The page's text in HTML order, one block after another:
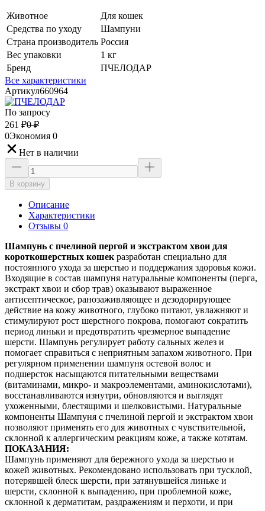
Животное
Для кошек
Средства по уходу
Шампуни
Страна производитель Россия
Вес упаковки
1 кг
Бренд
ПЧЕЛОДАР
Все характеристики
Артикул660964
По запросу
261 ₽0 ₽
0Экономия 0
Нет в наличии
В корзину
Описание
Характеристики
Отзывы 0
Шампунь с пчелиной пергой и экстрактом хвои для
короткошерстных кошекразработан специально для
постоянного ухода за шерстью и поддержания здоровья кожи.
Входящие в состав шампуня натуральные компоненты (перга,
экстракт хвои и сбор трав) оказывают выраженное
антисептическое, ранозаживляющее и дезодорирующее
действие на кожу животного, глубоко питают, увлажняют и
стимулируют рост шерстного покрова, помогают сократить
период линьки и предотвратить чрезмерное выпадение
шерсти. Шампунь регулирует работу сальных желез и
помогает справиться с неприятным запахом животного. При
регулярном применении шампуня остевой волос и
подшерсток насыщаются питательными веществами
(витаминами, микро- и макроэлементами, аминокислотами),
восстанавливаются изнутри, обновляются и выглядят
ухоженными, блестящими и шелковистыми. Натуральные
компоненты Шампуня с пчелиной пергой и экстрактом хвои
позволяют применять его для животных с чувствительной,
склонной к аллергическим реакциям коже, а также котятам.
ПОКАЗАНИЯ:
Шампунь применяют для бережного ухода за шерстью и
кожей животных. Рекомендовано использовать при тусклой,
потерявшей блеск шерсти, при затянувшейся линьке и
шерсти, склонной к выпадению, при проблемной коже,
склонной к дерматитам, раздражениям и перхоти, и при